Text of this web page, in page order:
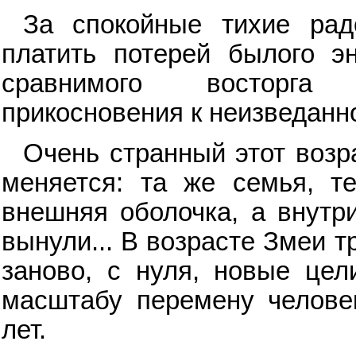
За спокойные тихие
платить потерей былого
сравнимого восторга
прикосновения к
Очень странный этот
меняется: та же семья,
внешняя оболочка, а
вынули... В возрасте Змеи
заново, с нуля, новые
масштабу перемену
лет.